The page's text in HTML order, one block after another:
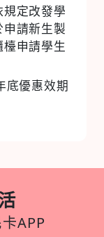
定改發學
請新生製
申請學生
底優惠效期
APP